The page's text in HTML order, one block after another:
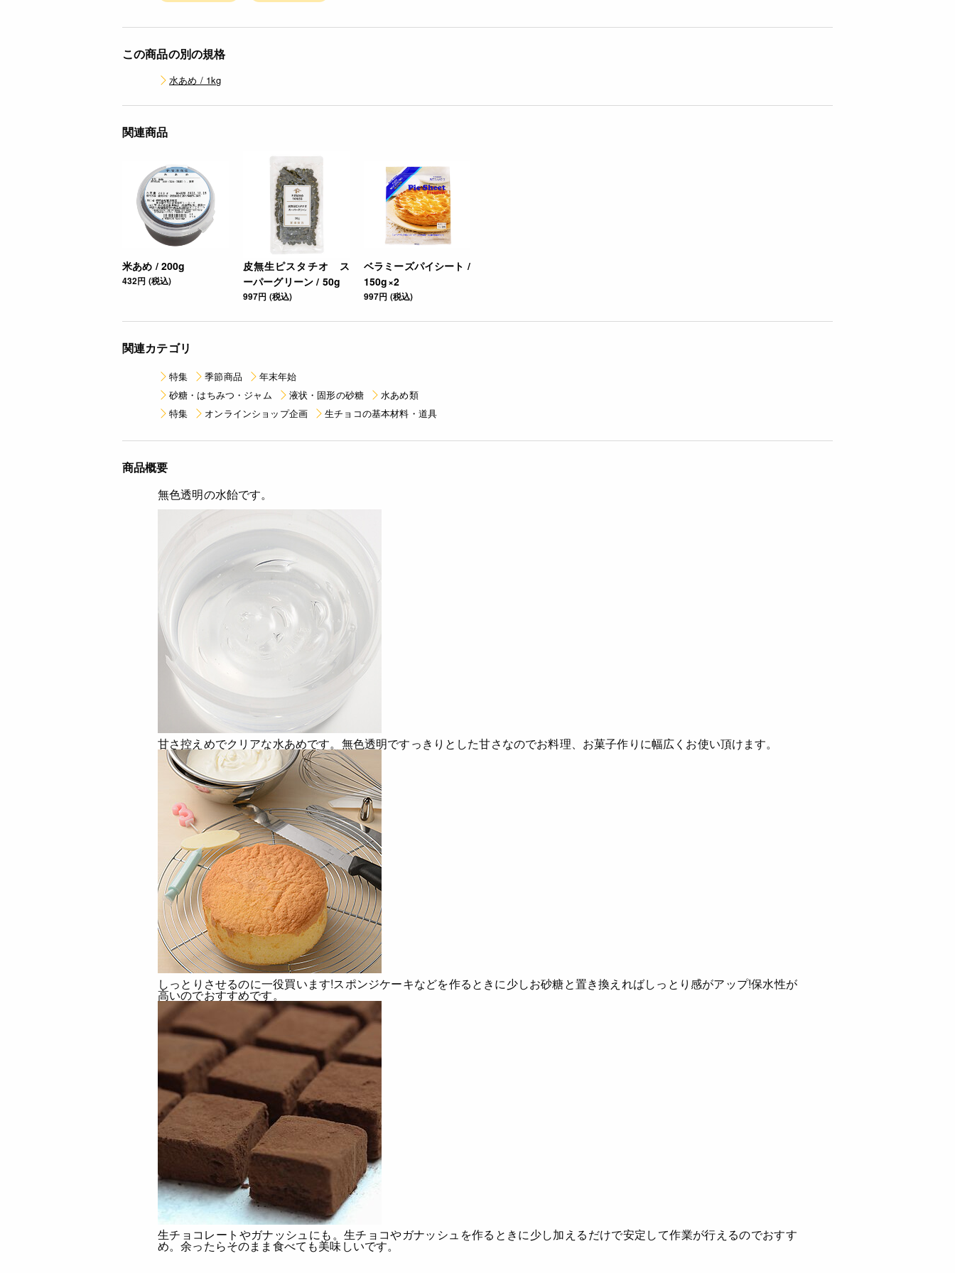
この商品の別の規格
水あめ / 1kg
関連商品
米あめ / 200g
432円 (税込)
皮無生ピスタチオ ス
ーパーグリーン / 50g
997円 (税込)
ベラミーズパイシート /
150g×2
997円 (税込)
関連カテゴリ
特集 季節商品
年末年始
砂糖・はちみつ・ジャム
液状・固形の砂糖
水あめ類
特集
オンラインショップ企画 生チョコの基本材料・道具
商品概要
無色透明の水飴です。
甘さ控えめでクリアな水あめです。 無色透明ですっきりとした甘さなのでお料理、お菓子作りに幅広くお使い頂けます。
しっとりさせるのに一役買います!スポンジケーキなどを作るときに少しお砂糖と置き換えればしっとり感がアップ!保水性が
高いのでおすすめです。
生チョコレートやガナッシュにも。 生チョコやガナッシュを作るときに少し加えるだけで安定して作業が行えるのでおすす
め。余ったらそのまま食べても美味しいです。